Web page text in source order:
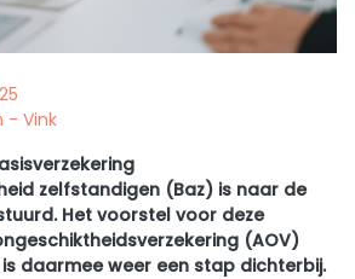
- Vink
zelfstandigen (Baz) is naar de
Het voorstel voor deze
(AOV)
daarmee weer een stap dichterbij.